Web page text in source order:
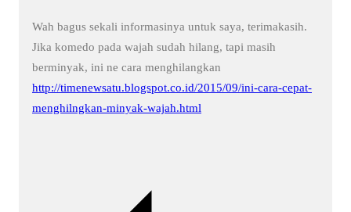
Wah bagus sekali informasinya untuk saya, terimakasih.
Jika komedo pada wajah sudah hilang, tapi masih
berminyak, ini ne cara menghilangkan
http://timenewsatu.blogspot.co.id/2015/09/ini-cara-cepat-
menghilngkan-minyak-wajah.html